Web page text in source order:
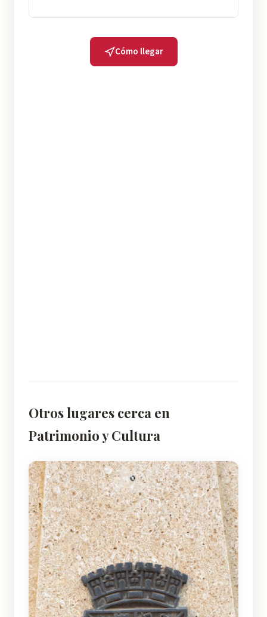
Cómo llegar
Otros lugares cerca en
Patrimonio y Cultura